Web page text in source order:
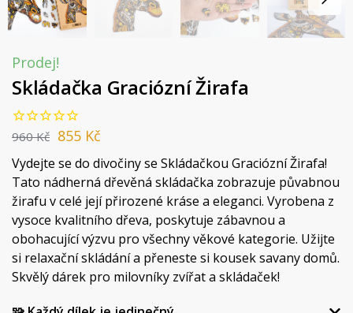
Prodej!
Skládačka Graciózní Žirafa
960Kč 855 Kč
Vydejte se do divočiny se Skládačkou Graciózní Žirafa!
Tato nádherná dřevěná skládačka zobrazuje půvabnou
žirafu v celé její přirozené kráse a eleganci. Vyrobena z
vysoce kvalitního dřeva, poskytuje zábavnou a
obohacující výzvu pro všechny věkové kategorie. Užijte
si relaxační skládání a přeneste si kousek savany domů.
Skvělý dárek pro milovníky zvířat a skládaček!